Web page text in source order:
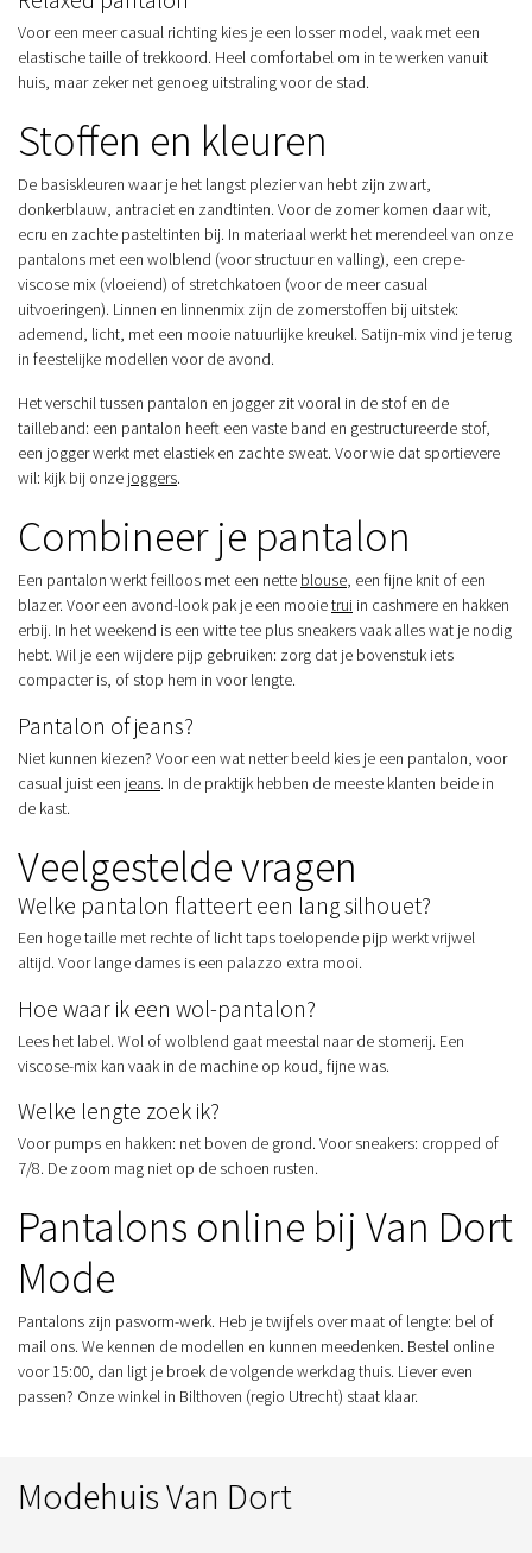
Voor een meer casual richting kies je een losser model, vaak met een
elastische taille of trekkoord. Heel comfortabel om in te werken vanuit
huis, maar zeker net genoeg uitstraling voor de stad.
Stoffen en kleuren
De basiskleuren waar je het langst plezier van hebt zijn zwart,
donkerblauw, antraciet en zandtinten. Voor de zomer komen daar wit,
ecru en zachte pasteltinten bij. In materiaal werkt het merendeel van onze
pantalons met een wolblend (voor structuur en valling), een crepe-
viscose mix (vloeiend) of stretchkatoen (voor de meer casual
uitvoeringen). Linnen en linnenmix zijn de zomerstoffen bij uitstek:
ademend, licht, met een mooie natuurlijke kreukel. Satijn-mix vind je terug
in feestelijke modellen voor de avond.
Het verschil tussen pantalon en jogger zit vooral in de stof en de
tailleband: een pantalon heeft een vaste band en gestructureerde stof,
een jogger werkt met elastiek en zachte sweat. Voor wie dat sportievere
wil: kijk bij onze joggers.
Combineer je pantalon
Een pantalon werkt feilloos met een nette blouse, een fijne knit of een
blazer. Voor een avond-look pak je een mooietrui in cashmere en hakken
erbij. In het weekend is een witte tee plus sneakers vaak alles wat je nodig
hebt. Wil je een wijdere pijp gebruiken: zorg dat je bovenstuk iets
compacter is, of stop hem in voor lengte.
Pantalon of jeans?
Niet kunnen kiezen? Voor een wat netter beeld kies je een pantalon, voor
casual juist een jeans. In de praktijk hebben de meeste klanten beide in
de kast.
Veelgestelde vragen
Welke pantalon flatteert een lang silhouet?
Een hoge taille met rechte of licht taps toelopende pijp werkt vrijwel
altijd. Voor lange dames is een palazzo extra mooi.
Hoe waar ik een wol-pantalon?
Lees het label. Wol of wolblend gaat meestal naar de stomerij. Een
viscose-mix kan vaak in de machine op koud, fijne was.
Welke lengte zoek ik?
Voor pumps en hakken: net boven de grond. Voor sneakers: cropped of
7/8. De zoom mag niet op de schoen rusten.
Pantalons online bij Van Dort
Mode
Pantalons zijn pasvorm-werk. Heb je twijfels over maat of lengte: bel of
mail ons. We kennen de modellen en kunnen meedenken. Bestel online
voor 15:00, dan ligt je broek de volgende werkdag thuis. Liever even
passen? Onze winkel in Bilthoven (regio Utrecht) staat klaar.
Modehuis Van Dort